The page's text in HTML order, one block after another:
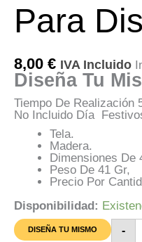
Para
8,00 € IVA Incluido
Diseña Tu
Tiempo De Realización
No Incluido Día
Tela.
Madera.
Dimensiones De
Peso De 41 Gr,
Precio Por
Disponibilidad:
-
DISEÑA TU MISMO